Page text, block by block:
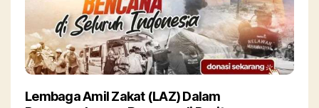
Lembaga Amil Zakat (LAZ) Dalam